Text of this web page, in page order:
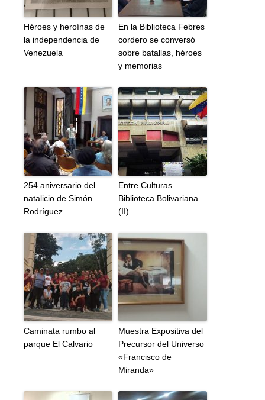
Héroes y heroínas de
la independencia de
Venezuela
En la Biblioteca Febres
cordero se conversó
sobre batallas, héroes
y memorias
254 aniversario del
natalicio de Simón
Rodríguez
Entre Culturas –
Biblioteca Bolivariana
(II)
Caminata rumbo al
parque El Calvario
Muestra Expositiva del
Precursor del Universo
«Francisco de
Miranda»